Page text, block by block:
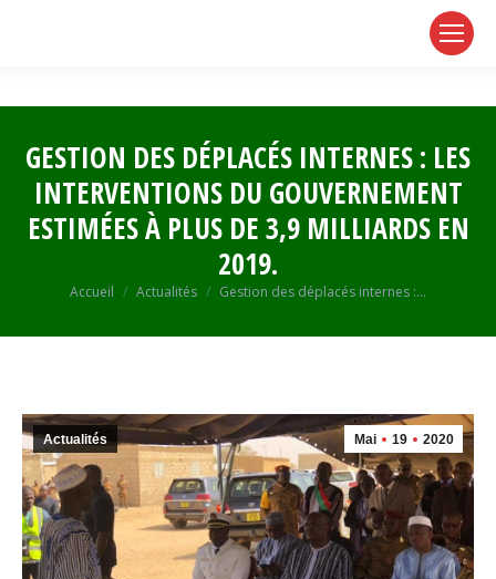
GESTION DES DÉPLACÉS INTERNES : LES
INTERVENTIONS DU GOUVERNEMENT
ESTIMÉES À PLUS DE 3,9 MILLIARDS EN
2019.
Vous êtes ici :
Accueil Actualités Gestion des déplacés internes :…
Mai 19 2020
Actualités